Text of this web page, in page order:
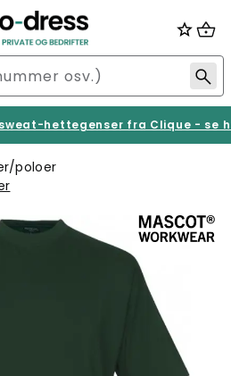
hettegenser fra Clique - se
poloer